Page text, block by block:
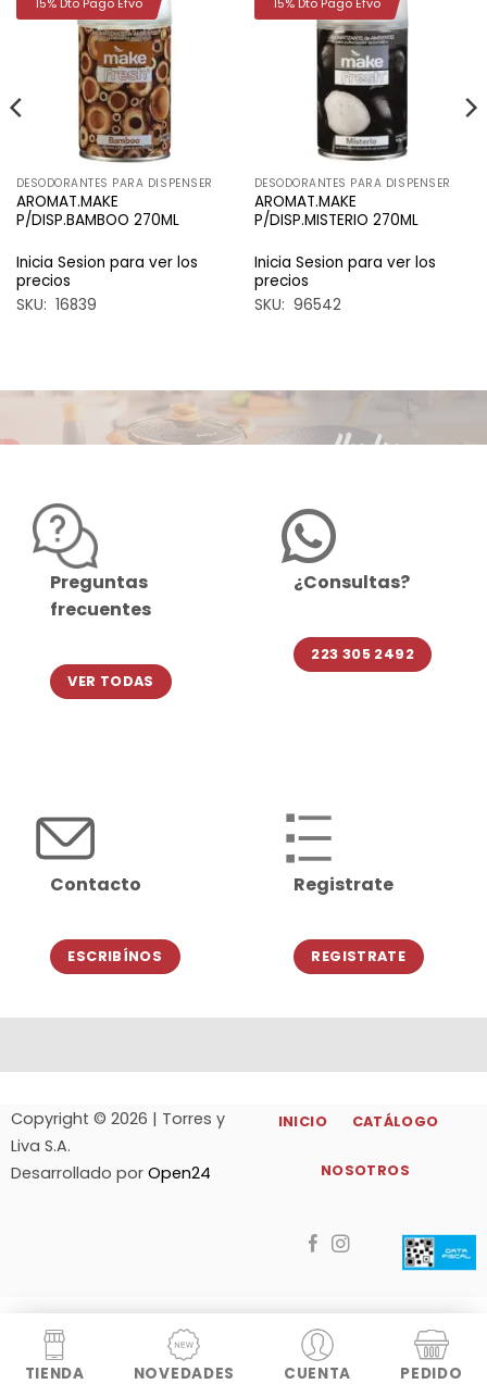
DESODORANTES PARA DISPENSER
AROMAT.MAKE
P/DISP.BAMBOO 270ML
Inicia Sesion para ver los
precios
SKU: 16839
DESODORANTES PARA DISPENSER
AROMAT.MAKE
P/DISP.MISTERIO 270ML
Inicia Sesion para ver los
precios
SKU: 96542
Preguntas
frecuentes
VER TODAS
¿Consultas?
223 305 2492
Contacto
ESCRIBÍNOS
Registrate
REGISTRATE
Copyright © 2026 | Torres y
Liva S.A.
Desarrollado por Open24
INICIO CATÁLOGO
NOSOTROS
TIENDA NOVEDADES CUENTA PEDIDO